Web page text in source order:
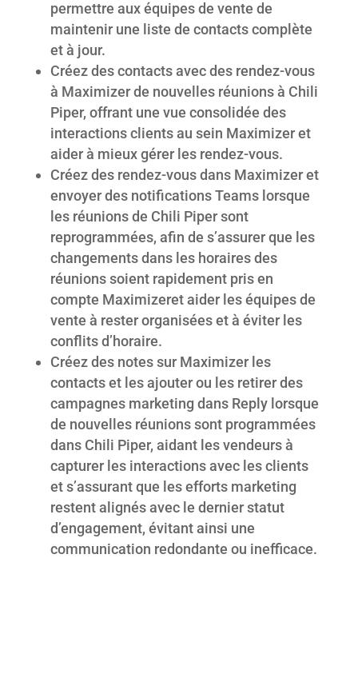
permettre aux équipes de vente de
maintenir une liste de contacts complète
et à jour.
Créez des contacts avec des rendez-vous
à Maximizer de nouvelles réunions à Chili
Piper, offrant une vue consolidée des
interactions clients au sein Maximizer et
aider à mieux gérer les rendez-vous.
Créez des rendez-vous dans Maximizer et
envoyer des notifications Teams lorsque
les réunions de Chili Piper sont
reprogrammées, afin de s’assurer que les
changements dans les horaires des
réunions soient rapidement pris en
compte Maximizeret aider les équipes de
vente à rester organisées et à éviter les
conflits d’horaire.
Créez des notes sur Maximizer les
contacts et les ajouter ou les retirer des
campagnes marketing dans Reply lorsque
de nouvelles réunions sont programmées
dans Chili Piper, aidant les vendeurs à
capturer les interactions avec les clients
et s’assurant que les efforts marketing
restent alignés avec le dernier statut
d’engagement, évitant ainsi une
communication redondante ou inefficace.